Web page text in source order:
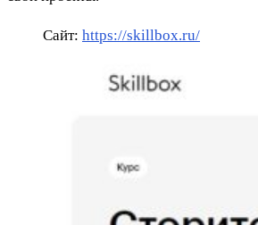
Сайт: https://skillbox.ru/